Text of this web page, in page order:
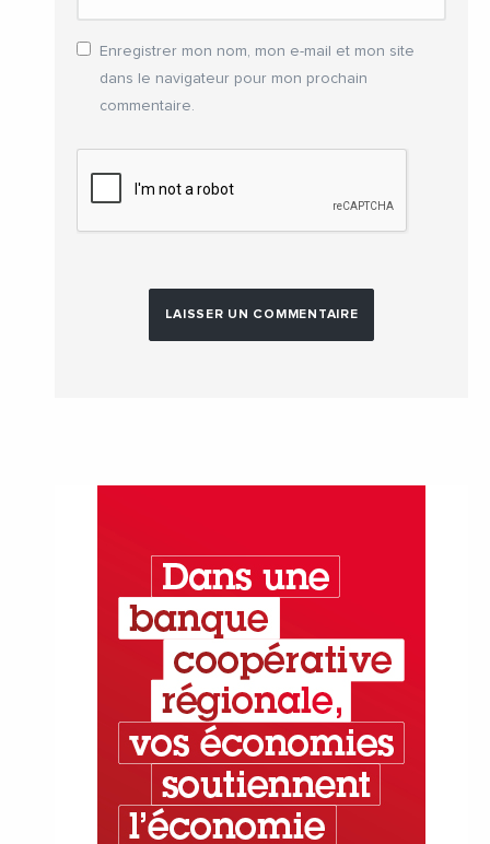
Enregistrer mon nom, mon e-mail et mon site
dans le navigateur pour mon prochain
commentaire.